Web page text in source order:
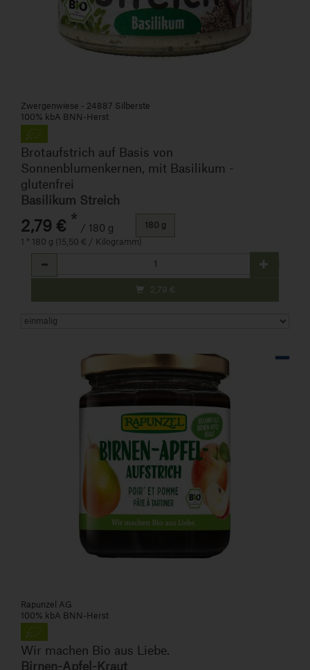
Zwergenwiese - 24887 Silberste
100% kbA BNN-Herst
Brotaufstrich auf Basis von
Sonnenblumenkernen, mit Basilikum -
glutenfrei
Basilikum Streich
2,79 € * / 180 g
1 * 180 g (15,50 € / Kilogramm)
180 g
Anzahl
2,79 €
Rapunzel AG
100% kbA BNN-Herst
Wir machen Bio aus Liebe.
Birnen-Apfel-Kraut